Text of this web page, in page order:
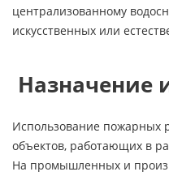
централизованному
искусственных или
Назначение
Использование пожарных
объектов, работающих в
На промышленных и